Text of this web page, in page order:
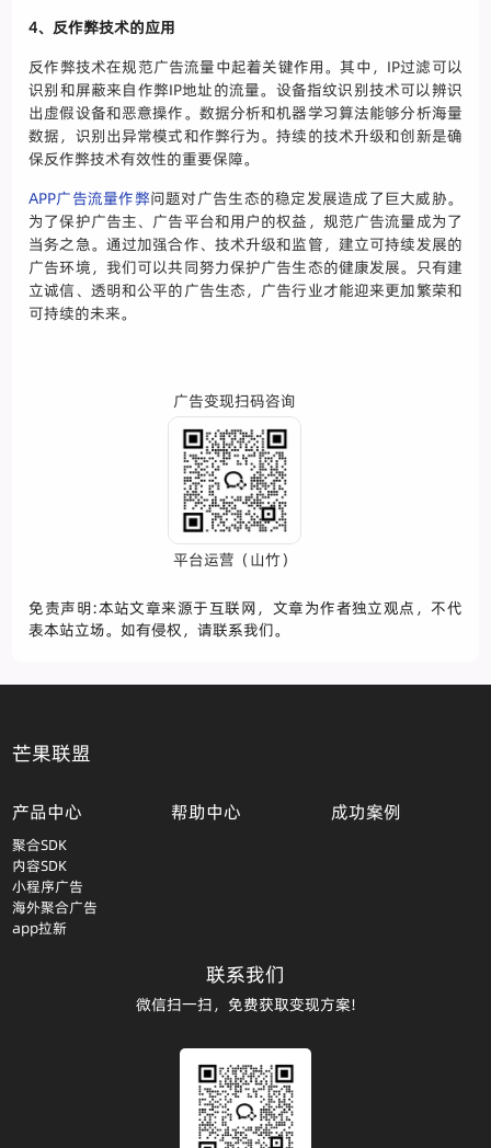
4、反作弊技术的应用
反作弊技术在规范广告流量中起着关键作用。其中，IP过滤可以
识别和屏蔽来自作弊IP地址的流量。设备指纹识别技术可以辨识
出虚假设备和恶意操作。数据分析和机器学习算法能够分析海量
数据，识别出异常模式和作弊行为。持续的技术升级和创新是确
保反作弊技术有效性的重要保障。
APP广告流量作弊问题对广告生态的稳定发展造成了巨大威胁。
为了保护广告主、广告平台和用户的权益，规范广告流量成为了
当务之急。通过加强合作、技术升级和监管，建立可持续发展的
广告环境，我们可以共同努力保护广告生态的健康发展。只有建
立诚信、透明和公平的广告生态，广告行业才能迎来更加繁荣和
可持续的未来。
广告变现扫码咨询
平台运营（山竹）
免责声明:本站文章来源于互联网，文章为作者独立观点，不代
表本站立场。如有侵权，请联系我们。
芒果联盟
产品中心
聚合SDK
内容SDK
小程序广告
海外聚合广告
app拉新
帮助中心 成功案例
联系我们
微信扫一扫，免费获取变现方案!